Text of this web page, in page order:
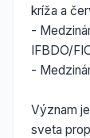
kríža a
-
IFBDO/
-
Význam
sveta